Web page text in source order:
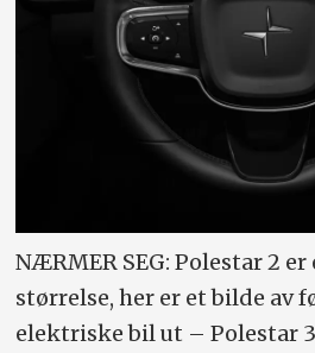
NÆRMER SEG: Polestar 2
størrelse, her er et bilde av
elektriske bil ut – Polestar